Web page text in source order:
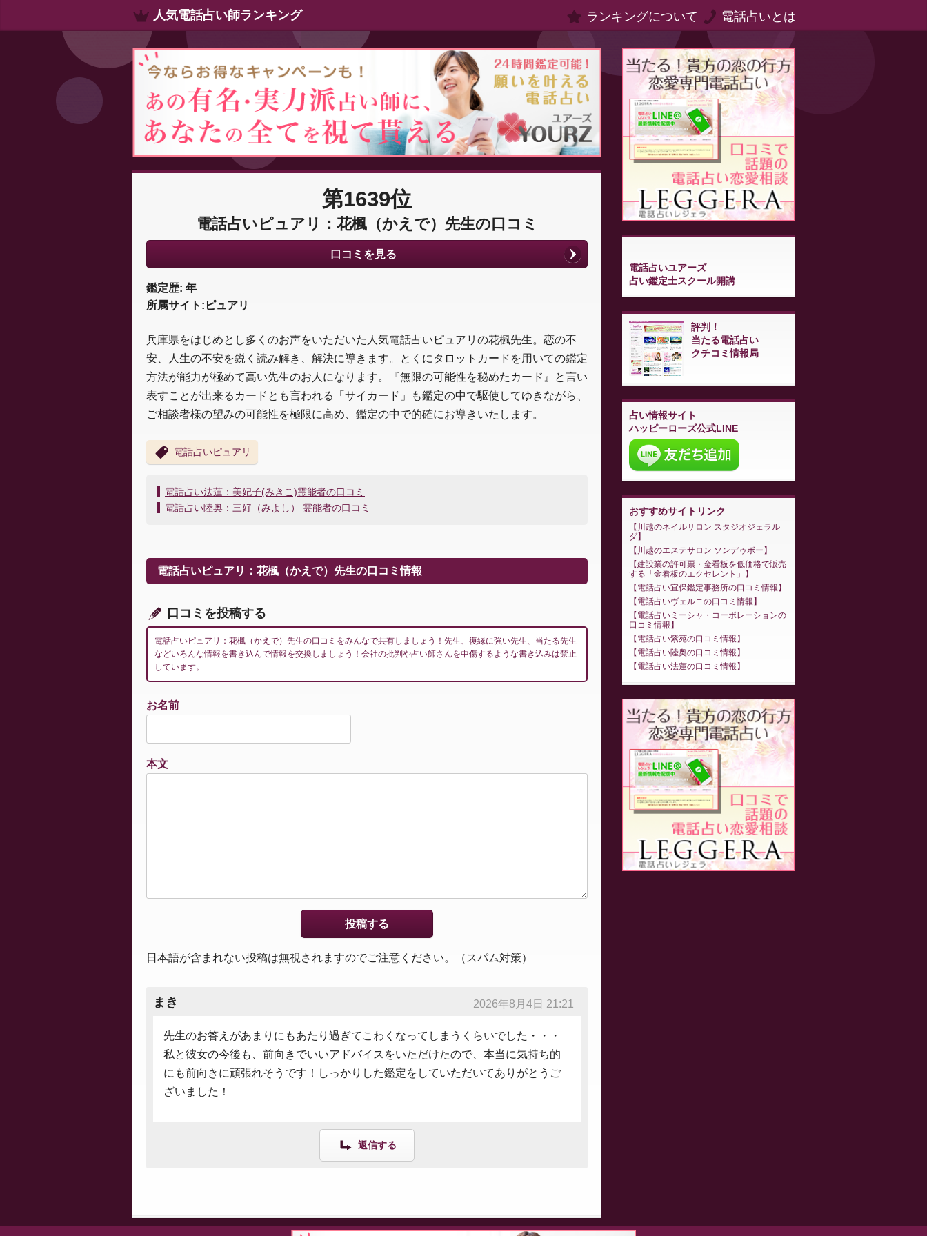
人気電話占い師ランキング ランキングについて 電話占いとは
第1639位
電話占いピュアリ：花楓（かえで）先生の口コミ
口コミを見る
鑑定歴: 年
所属サイト:ピュアリ
兵庫県をはじめとし多くのお声をいただいた人気電話占いピュアリの花楓先生。恋の不
安、人生の不安を鋭く読み解き、解決に導きます。とくにタロットカードを用いての鑑定
方法が能力が極めて高い先生のお人になります。『無限の可能性を秘めたカード』と言い
表すことが出来るカードとも言われる「サイカード」も鑑定の中で駆使してゆきながら、
ご相談者様の望みの可能性を極限に高め、鑑定の中で的確にお導きいたします。
電話占いピュアリ
投
稿
ー
シ
ン
電話占い法蓮：美妃子(みきこ)霊能者の口コミ
電話占い陸奥：三好（みよし） 霊能者の口コミ
電話占いピュアリ：花楓（かえで）先生の口コミ情報
口コミを投稿する
電話占いピュアリ：花楓（かえで）先生の口コミをみんなで共有しましょう！先生、復縁に強い先生、当たる先生
などいろんな情報を書き込んで情報を交換しましょう！会社の批判や占い師さんを中傷するような書き込みは禁止
しています。
お名前
本文
日本語が含まれない投稿は無視されますのでご注意ください。（スパム対策）
まき 2026年8月4日 21:21
先生のお答えがあまりにもあたり過ぎてこわくなってしまうくらいでした・・・
私と彼女の今後も、前向きでいいアドバイスをいただけたので、本当に気持ち的
にも前向きに頑張れそうです！しっかりした鑑定をしていただいてありがとうご
ざいました！
返信する
電話占いユアーズ
占い鑑定士スクール開講
評判！
当たる電話占い
クチコミ情報局
占い情報サイト
ハッピーローズ公式LINE
おすすめサイトリンク
川越のネイルサロン スタジオジェラル
ダ
川越のエステサロン ソンデゥボー
建設業の許可票・金看板を低価格で販売
する「金看板のエクセレント」
電話占い宜保鑑定事務所の口コミ情報
電話占いヴェルニの口コミ情報
電話占いミーシャ・コーポレーションの
口コミ情報
電話占い紫苑の口コミ情報
電話占い陸奥の口コミ情報
電話占い法蓮の口コミ情報